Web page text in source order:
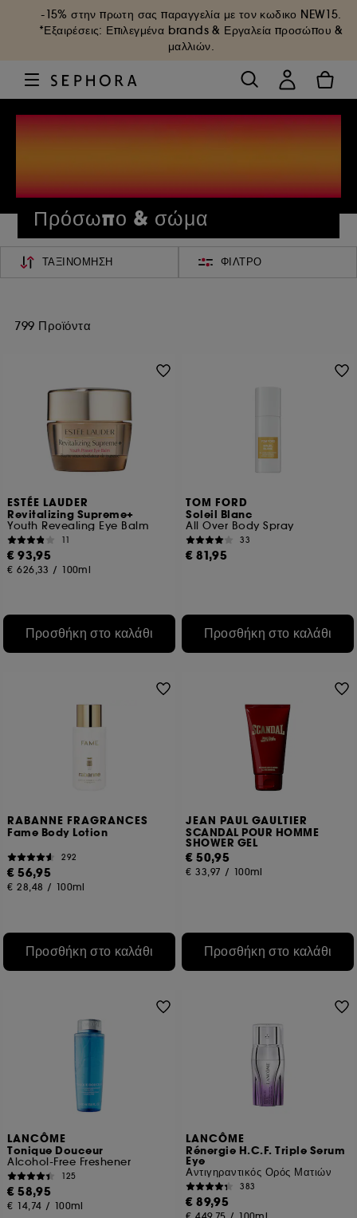
-15% στην πρωτη σας παραγγελία με τον κωδικο NEW15.
*Εξαιρέσεις: Επιλεγμένα brands & Εργαλεία προσώπου &
μαλλιών.
Πρόσωπο & σώμα
ΤΑΞΙΝΌΜΗΣΗ ΦΊΛΤΡΟ
799 Προϊόντα
ESTÉE LAUDER
Revitalizing Supreme+
Youth Revealing Eye Balm
11
€ 93,95
€ 626,33 / 100ml
Προσθήκη στο καλάθι
TOM FORD
Soleil Blanc
All Over Body Spray
33
€ 81,95
Προσθήκη στο καλάθι
RABANNE FRAGRANCES
Fame Body Lotion
292
€ 56,95
€ 28,48 / 100ml
Προσθήκη στο καλάθι
JEAN PAUL GAULTIER
SCANDAL POUR HOMME
SHOWER GEL
€ 50,95
€ 33,97 / 100ml
Προσθήκη στο καλάθι
LANCÔME
Tonique Douceur
Alcohol-Free Freshener
125
€ 58,95
€ 14,74 / 100ml
LANCÔME
Rénergie H.C.F. Triple Serum
Eye
Aντιγηραντικός Ορός Ματιών
383
€ 89,95